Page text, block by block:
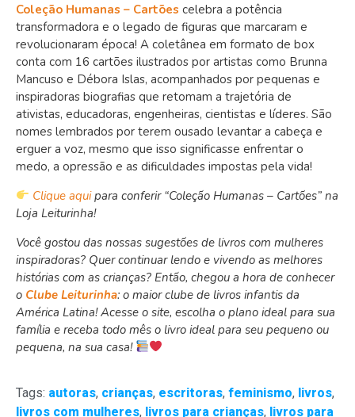
Coleção Humanas – Cartões celebra a potência
transformadora e o legado de figuras que marcaram e
revolucionaram época! A coletânea em formato de box
conta com 16 cartões ilustrados por artistas como Brunna
Mancuso e Débora Islas, acompanhados por pequenas e
inspiradoras biografias que retomam a trajetória de
ativistas, educadoras, engenheiras, cientistas e líderes. São
nomes lembrados por terem ousado levantar a cabeça e
erguer a voz, mesmo que isso significasse enfrentar o
medo, a opressão e as dificuldades impostas pela vida!
Clique aquipara conferir “Coleção Humanas – Cartões” na
Loja Leiturinha!
Você gostou das nossas sugestões de livros com mulheres
inspiradoras? Quer continuar lendo e vivendo as melhores
histórias com as crianças? Então, chegou a hora de conhecer
o Clube Leiturinha: o maior clube de livros infantis da
América Latina! Acesse o site, escolha o plano ideal para sua
família e receba todo mês o livro ideal para seu pequeno ou
pequena, na sua casa!
Tags: autoras, crianças, escritoras, feminismo, livros,
livros com mulheres, livros para crianças, livros para